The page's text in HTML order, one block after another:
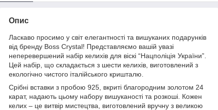
Опис
Ласкаво просимо у світ елегантності та вишуканих подарунків
від бренду Boss Crystal! Представляємо вашій увазі
неперевершений набір келихів для віскі “Нацполіція України”.
Цей набір, що складається з шести келихів, виготовлений з
екологічно чистого італійського кришталю.
Срібні вставки з пробою 925, вкриті благородним золотом 24
карат, надають цьому набору вишуканості та розкоші. Кожен
келих – це витвір мистецтва, виготовлений вручну з великою